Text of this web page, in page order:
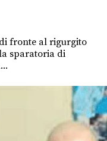
fronte al rigurgito
sparatoria di